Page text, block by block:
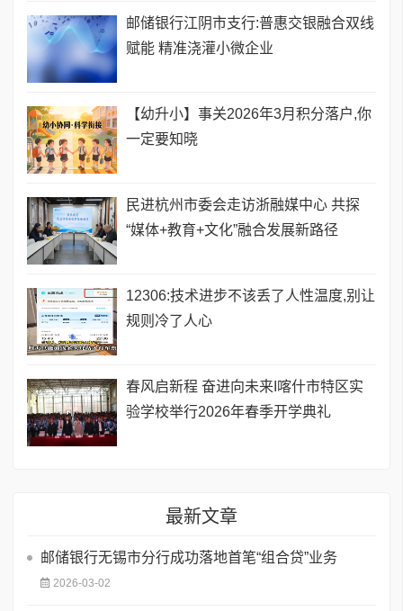
邮储银行江阴市支行:普惠交银融合双线
赋能 精准浇灌小微企业
【幼升小】事关2026年3月积分落户,你
一定要知晓
民进杭州市委会走访浙融媒中心 共探
“媒体+教育+文化”融合发展新路径
12306:技术进步不该丢了人性温度,别让
规则冷了人心
春风启新程 奋进向未来I喀什市特区实
验学校举行2026年春季开学典礼
最新文章
邮储银行无锡市分行成功落地首笔“组合贷”业务
2026-03-02